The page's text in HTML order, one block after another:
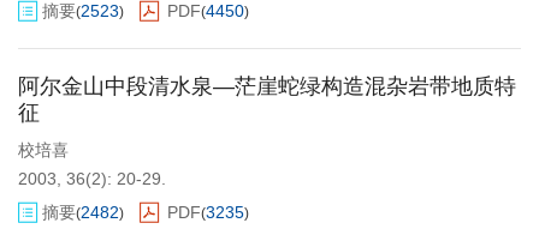
摘要(2523) PDF(4450)
阿尔金山中段清水泉—茫崖蛇绿构造混杂岩带地质特
征
校培喜
2003, 36(2): 20-29.
摘要(2482) PDF(3235)